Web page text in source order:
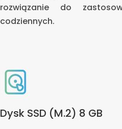
rozwiązanie do
codziennych.
Dysk SSD (M.2) 8 GB